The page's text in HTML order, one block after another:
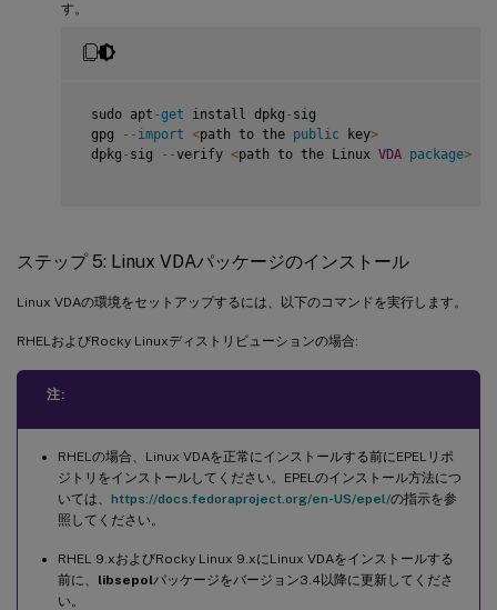
す。
sudo apt -get install dpkg - sig
gpg
-- import <path to the public key>
dpkg - sig --verify <path to the Linux VDA package>
ステップ 5: Linux VDAパッケージのインストール
Linux VDAの環境をセットアップするには、以下のコマンドを実行します。
RHELおよびRocky Linuxディストリビューションの場合:
注:
RHELの場合、Linux VDAを正常にインストールする前にEPELリポ
ジトリをインストールしてください。EPELのインストール方法につ
いては、 https://docs.fedoraproject.org/en-US/epel/の指示を参
照してください。
RHEL 9.xおよびRocky Linux 9.xにLinux VDAをインストールする
前に、 libsepolパッケージをバージョン3.4以降に更新してくださ
い。